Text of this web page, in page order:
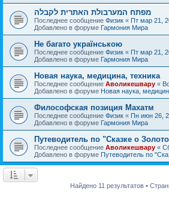
מפתח המערבולת האתרית לקבלה
Последнее сообщение Физик « Пт мар 21,
Добавлено в форуме Гармония Мира
Не багато українською
Последнее сообщение Физик « Пт мар 21,
Добавлено в форуме Гармония Мира
Новая наука, медицина, техника
Последнее сообщение Аволикешвару «
Добавлено в форуме Новая наука,
Философская позиция Махатм
Последнее сообщение Физик « Пн июн 26,
Добавлено в форуме Гармония Мира
Путеводитель по "Сказке о
Последнее сообщение Аволикешвару «
Добавлено в форуме Путеводитель по
Найдено 11 результатов •